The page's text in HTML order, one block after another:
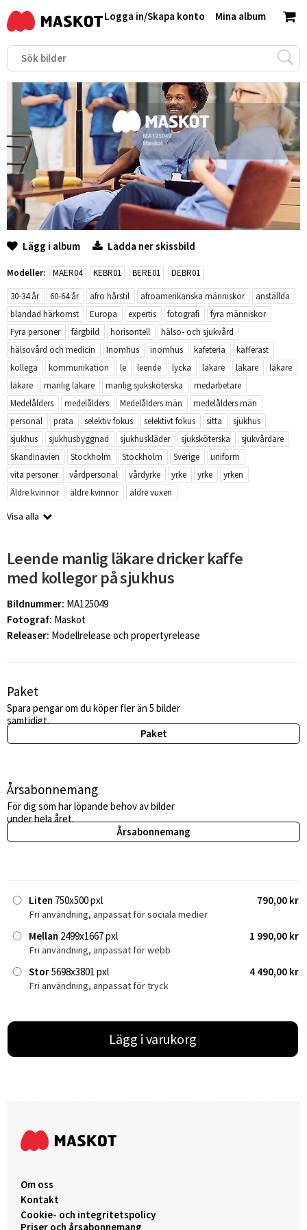
Mina album
Logga in/Skapa konto
Lägg i album Ladda ner skissbild
Modeller: MAER04 KEBR01 BERE01
DEBR01
30-34 år
60-64 år afro hårstil afroamerikanska människor
anställda
blandad härkomst
Europa expertis fotografi
fyra människor
Fyra personer
färgbild horisontell
hälso- och sjukvård
hälsovård och medicin
Inomhus inomhus kafeteria
kafferast
kollega
kommunikation le leende lycka läkare läkare
läkare
läkare
manlig läkare manlig sjuksköterska
medarbetare
Medelålders
medelålders Medelålders män
medelålders män
personal
prata selektiv fokus selektivt fokus sitta
sjukhus
sjukhus
sjukhusbyggnad sjukhuskläder sjuksköterska
sjukvårdare
Skandinavien
Stockholm Stockholm Sverige
uniform
vita personer
vårdpersonal vårdyrke yrke yrke
yrken
Äldre kvinnor
äldre kvinnor äldre vuxen
Visa alla
Leende manlig läkare dricker kaffe
med kollegor på sjukhus
Bildnummer: MA125049
Fotograf: Maskot
Releaser: Modellrelease och propertyrelease
Paket
Spara pengar om du köper fler än 5 bilder
samtidigt.
Paket
Årsabonnemang
För dig som har löpande behov av bilder
under hela året.
Årsabonnemang
Liten 750x500 pxl 790,00 kr
Fri användning, anpassat för sociala medier
Mellan 2499x1667 pxl 1 990,00 kr
Fri användning, anpassat för webb
Stor5698x3801 pxl 4 490,00 kr
Fri användning, anpassat för tryck
Lägg i varukorg
Om oss
Kontakt
Cookie- och integritetspolicy
Priser och årsabonnemang